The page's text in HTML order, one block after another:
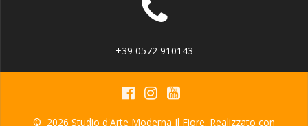
+39 0572 910143
© 2026 Studio d'Arte Moderna Il Fiore. Realizzato con